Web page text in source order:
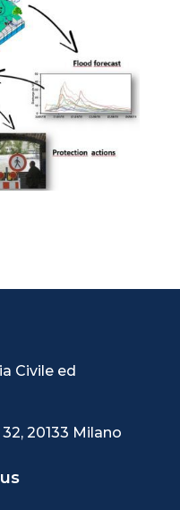
Civile ed
20133 Milano